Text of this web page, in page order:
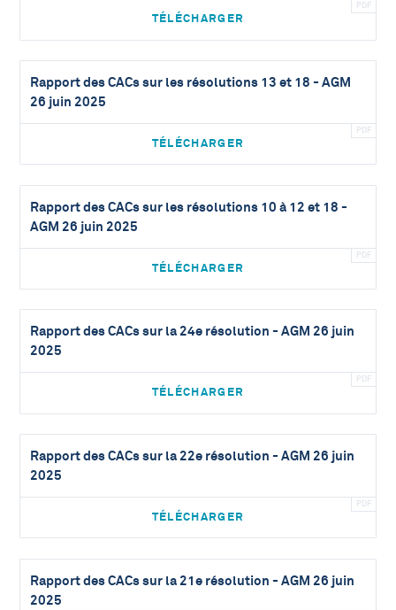
TÉLÉCHARGER
Rapport des CACs sur les résolutions 13 et 18 - AGM
26 juin 2025
TÉLÉCHARGER
Rapport des CACs sur les résolutions 10 à 12 et 18 -
AGM 26 juin 2025
TÉLÉCHARGER
Rapport des CACs sur la 24e résolution - AGM 26 juin
2025
TÉLÉCHARGER
Rapport des CACs sur la 22e résolution - AGM 26 juin
2025
TÉLÉCHARGER
Rapport des CACs sur la 21e résolution - AGM 26 juin
2025